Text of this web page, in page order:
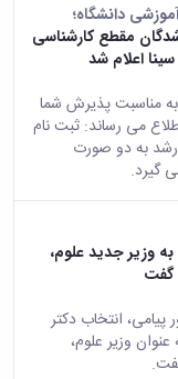
دانشگاه؛
مقطع کارشناسی
مناسبت پذیرش شما
می رساند: ثبت نام
به دو صورت
گیرد.
وزیر جدید علوم،
گفت
انتخاب دکتر
وزیر علوم،